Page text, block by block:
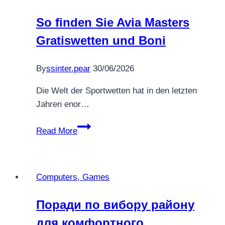
всієї
родини
So finden Sie Avia Masters
Gratiswetten und Boni
Byssinter.pear 30/06/2026
Die Welt der Sportwetten hat in den letzten
Jahren enor…
Read More
So
Masters
und
Boni
Computers, Games
Поради по вибору району